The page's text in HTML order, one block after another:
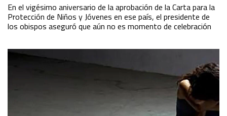
En el vigésimo aniversario de la aprobación de la Carta para la
Protección de Niños y Jóvenes en ese país, el presidente de
los obispos aseguró que aún no es momento de celebración